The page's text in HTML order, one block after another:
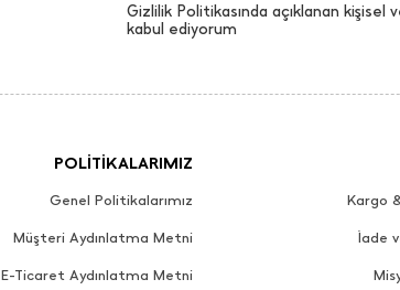
Gizlilik Politikasında açıklanan kişisel
kabul ediyorum
POLİTİKALARIMIZ
Genel Politikalarımız
Müşteri Aydınlatma Metni
E-Ticaret Aydınlatma Metni
Kargo
İade